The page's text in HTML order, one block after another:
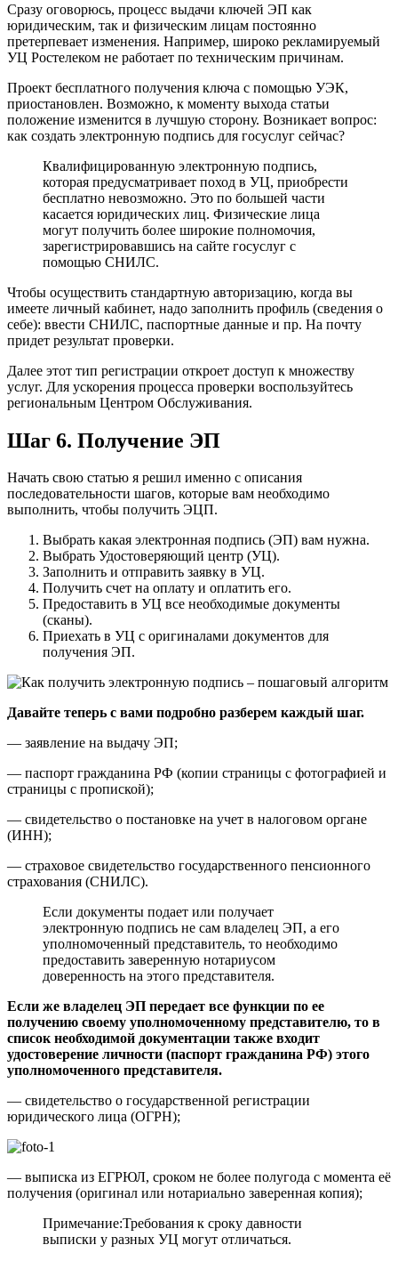
Сразу оговорюсь, процесс выдачи ключей ЭП как
юридическим, так и физическим лицам постоянно
претерпевает изменения. Например, широко рекламируемый
УЦ Ростелеком не работает по техническим причинам.
Проект бесплатного получения ключа с помощью УЭК,
приостановлен. Возможно, к моменту выхода статьи
положение изменится в лучшую сторону. Возникает вопрос:
как создать электронную подпись для госуслуг сейчас?
Квалифицированную электронную подпись,
которая предусматривает поход в УЦ, приобрести
бесплатно невозможно. Это по большей части
касается юридических лиц. Физические лица
могут получить более широкие полномочия,
зарегистрировавшись на сайте госуслуг с
помощью СНИЛС.
Чтобы осуществить стандартную авторизацию, когда вы
имеете личный кабинет, надо заполнить профиль (сведения о
себе): ввести СНИЛС, паспортные данные и пр. На почту
придет результат проверки.
Далее этот тип регистрации откроет доступ к множеству
услуг. Для ускорения процесса проверки воспользуйтесь
региональным Центром Обслуживания.
Шаг 6. Получение ЭП
Начать свою статью я решил именно с описания
последовательности шагов, которые вам необходимо
выполнить, чтобы получить ЭЦП.
Выбрать какая электронная подпись (ЭП) вам нужна.
Выбрать Удостоверяющий центр (УЦ).
Заполнить и отправить заявку в УЦ.
Получить счет на оплату и оплатить его.
Предоставить в УЦ все необходимые документы
(сканы).
Приехать в УЦ с оригиналами документов для
получения ЭП.
Давайте теперь с вами подробно разберем каждый шаг.
— заявление на выдачу ЭП;
— паспорт гражданина РФ (копии страницы с фотографией и
страницы с пропиской);
— свидетельство о постановке на учет в налоговом органе
(ИНН);
— страховое свидетельство государственного пенсионного
страхования (СНИЛС).
Если документы подает или получает
электронную подпись не сам владелец ЭП, а его
уполномоченный представитель, то необходимо
предоставить заверенную нотариусом
доверенность на этого представителя.
Если же владелец ЭП передает все функции по ее
получению своему уполномоченному представителю, то в
список необходимой документации также входит
удостоверение личности (паспорт гражданина РФ) этого
уполномоченного представителя.
— свидетельство о государственной регистрации
юридического лица (ОГРН);
— выписка из ЕГРЮЛ, сроком не более полугода с момента её
получения (оригинал или нотариально заверенная копия);
Примечание:Требования к сроку давности
выписки у разных УЦ могут отличаться.